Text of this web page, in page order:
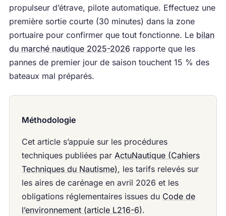
propulseur d’étrave, pilote automatique. Effectuez une
première sortie courte (30 minutes) dans la zone
portuaire pour confirmer que tout fonctionne. Le bilan
du marché nautique 2025-2026 rapporte que les
pannes de premier jour de saison touchent 15 % des
bateaux mal préparés.
Méthodologie
Cet article s’appuie sur les procédures
techniques publiées par ActuNautique (Cahiers
Techniques du Nautisme), les tarifs relevés sur
les aires de carénage en avril 2026 et les
obligations réglementaires issues du Code de
l’environnement (article L216-6).